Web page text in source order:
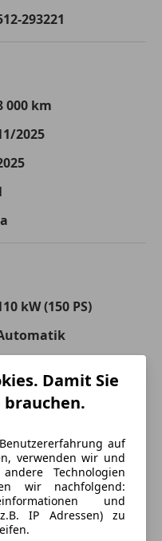
von Ihrer Bonität sowie
1-10
293221
000 km
2025
kW (150 PS)
967 kg
Damit Sie
brauchen.
auf
verwenden wir und
Technologien
wir nachfolgend:
und
IP Adressen) zu